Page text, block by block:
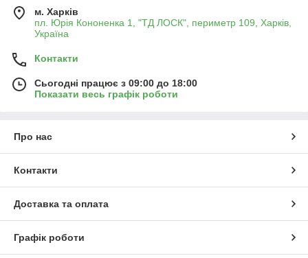
шестигранними гвинтами.
✔
Торцеві (Torx, TX)– забезпечують надійне захоплення в
спеціальних кріпленнях.
✔
Ударні– витримують високі навантаження під час
✔Прецизійні – призначені для роботи з електронікою та
точними механізмами.
🔸 Зручність і простота використання.
🔸 Міцні та зносостійкі матеріали.
🔸 Ергономічна рукоятка для надійного захоплення.
⚙Обирайте якісні викрутки для надійної та зручної
м. Харків
пл. Юрія Кононенка 1, "ТД ЛОСК", периметр 109, Харків,
Україна
Контакти
Сьогодні працює з 09:00 до 18:00
Показати весь графік роботи
Про нас
Контакти
Доставка та оплата
Графік роботи